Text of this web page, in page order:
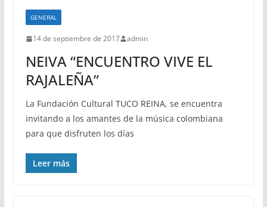
GENERAL
14 de septiembre de 2017 admin
NEIVA “ENCUENTRO VIVE EL
RAJALEÑA”
La Fundación Cultural TUCO REINA, se encuentra
invitando a los amantes de la música colombiana
para que disfruten los días
Leer más